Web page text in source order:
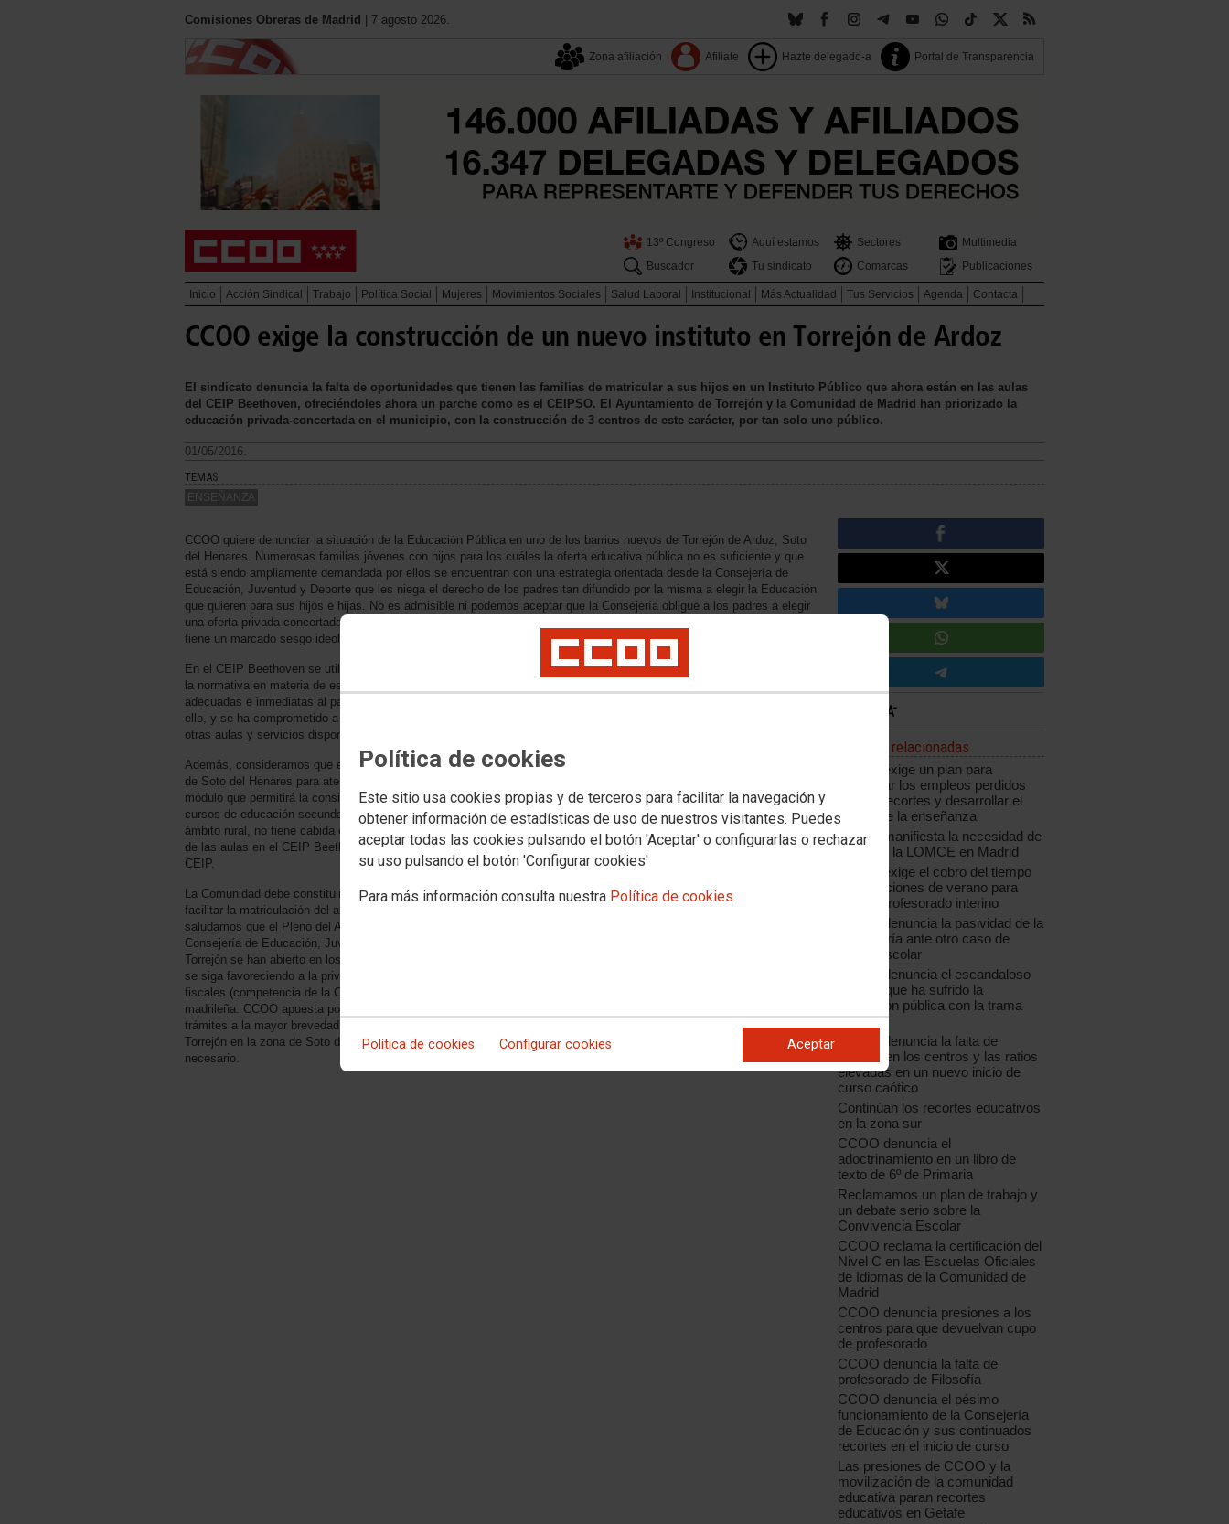
Política de cookies
Este sitio usa cookies propias y de terceros para facilitar la navegación y
obtener información de estadísticas de uso de nuestros visitantes. Puedes
aceptar todas las cookies pulsando el botón 'Aceptar' o configurarlas o rechazar
su uso pulsando el botón 'Configurar cookies'
Para más información consulta nuestra Política de cookies
Política de cookies Configurar cookies Aceptar
Comisiones Obreras de Madrid | 7 agosto 2026.
Zona afiliación Afiliate Hazte delegado-a Portal de Transparencia
13º Congreso Aquí estamos Sectores
Multimedia
Buscador
Tu sindicato Comarcas Publicaciones
Inicio Acción Sindical Trabajo Política Social Mujeres Movimientos Sociales Salud Laboral Institucional Más Actualidad Tus Servicios Agenda Contacta
CCOO exige la construcción de un nuevo instituto en Torrejón de Ardoz
El sindicato denuncia la falta de oportunidades que tienen las familias de matricular a sus hijos en un Instituto Público que ahora están en las aulas
del CEIP Beethoven, ofreciéndoles ahora un parche como es el CEIPSO. El Ayuntamiento de Torrejón y la Comunidad de Madrid han priorizado la
educación privada-concertada en el municipio, con la construcción de 3 centros de este carácter, por tan solo uno público.
01/05/2016.
TEMAS
ENSEÑANZA
CCOO quiere denunciar la situación de la Educación Pública en uno de los barrios nuevos de Torrejón de Ardoz, Soto
del Henares. Numerosas familias jóvenes con hijos para los cuáles la oferta educativa pública no es suficiente y que
está siendo ampliamente demandada por ellos se encuentran con una estrategia orientada desde la Consejería de
Educación, Juventud y Deporte que les niega el derecho de los padres tan difundido por la misma a elegir la Educación
que quieren para sus hijos e hijas. No es admisible ni podemos aceptar que la Consejería obligue a los padres a elegir
una oferta privada-concertada cuando los padres lo que demandan es pública, y más cuando esa oferta generalmente
tiene un marcado sesgo ideológico, religioso y además les supone un mayor coste económico a las familias.
En el CEIP Beethoven se utilizan aulas de Primaria para albergar la etapa de infantil en la primera planta, incumpliendo
la normativa en materia de espacio por cada niño en una unidad educativa y no disponiendo, por tanto, de salidas
adecuadas e inmediatas al patio de los niños y niñas de estas edades. El Ayuntamiento de Torrejón es consciente de
ello, y se ha comprometido a realizar obras de mejora, pero desde CCOO entendemos que no puede ir en detrimento de
otras aulas y servicios disponibles en el centro.
Además, consideramos que es absolutamente imprescindible la construcción de un nuevo instituto público en la zona
de Soto del Henares para atender a la demanda real de los vecinos de la zona. La Comunidad está construyendo el
módulo que permitirá la consideración de Colegio Público Beethoven como un CEIPSO, incorporando los primeros
cursos de educación secundaria. Este modelo de centro, de carácter excepcional y pensado especialmente para el
ámbito rural, no tiene cabida en una ciudad como Torrejón. El nuevo módulo podrá utilizarse para aliviar la masificación
de las aulas en el CEIP Beethoven y abrir nuevas líneas, pero el colegio debe recuperar cuanto antes su carácter de
CEIP.
La Comunidad debe constituir -al menos, jurídicamente- el IES antes de dar comienzo el próximo curso escolar, para
facilitar la matriculación del alumnado y para su inmediata puesta en marcha cuando esté construido. Desde CCOO,
saludamos que el Pleno del Ayuntamiento de Torrejón del día 30 de marzo aprobara por unanimidad solicitar a la
Consejería de Educación, Juventud y Deporte la construcción del nuevo instituto. Aprovechamos para denunciar que en
Torrejón se han abierto en los últimos años 4 nuevos colegios, siendo tan solo uno de ellos público. Denunciamos que
se siga favoreciendo a la privado-concertada con cesión de suelo público (competencia municipal) y desgravaciones
fiscales (competencia de la Comunidad), mientras se mantienen los recortes y se perjudica la educación pública
madrileña. CCOO apuesta por una Educación 100% pública, gratuita y de alta calidad. Exigimos que se inicien los
trámites a la mayor brevedad posible por parte de la DAT Este para que el próximo curso se construya un nuevo IES en
Torrejón en la zona de Soto del Henares, como viene pidiendo el municipio y como hemos demostrado que es
necesario.
Noticias relacionadas
CCOO exige un plan para
recuperar los empleos perdidos
por los recortes y desarrollar el
sector de la enseñanza
CCOO manifiesta la necesidad de
paralizar la LOMCE en Madrid
CCOO exige el cobro del tiempo
de vacaciones de verano para
todo el profesorado interino
CCOO denuncia la pasividad de la
Consejería ante otro caso de
acoso escolar
CCOO denuncia el escandaloso
saqueo que ha sufrido la
educación pública con la trama
Púnica
CCOO denuncia la falta de
plantilla en los centros y las ratios
elevadas en un nuevo inicio de
curso caótico
Continúan los recortes educativos
en la zona sur
CCOO denuncia el
adoctrinamiento en un libro de
texto de 6º de Primaria
Reclamamos un plan de trabajo y
un debate serio sobre la
Convivencia Escolar
CCOO reclama la certificación del
Nivel C en las Escuelas Oficiales
de Idiomas de la Comunidad de
Madrid
CCOO denuncia presiones a los
centros para que devuelvan cupo
de profesorado
CCOO denuncia la falta de
profesorado de Filosofía
CCOO denuncia el pésimo
funcionamiento de la Consejería
de Educación y sus continuados
recortes en el inicio de curso
Las presiones de CCOO y la
movilización de la comunidad
educativa paran recortes
educativos en Getafe